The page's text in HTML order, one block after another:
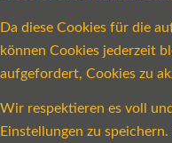
Da diese Cookies für die
können Cookies jederzeit
aufgefordert, Cookies zu
Wir respektieren es voll
Einstellungen zu